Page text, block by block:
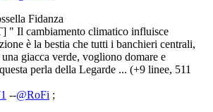
Fidanza
" Il cambiamento climatico influisce
è la bestia che tutti i banchieri centrali,
giacca verde, vogliono domare e
perla della Legarde ... (+9 linee, 511
--@RoFi ;